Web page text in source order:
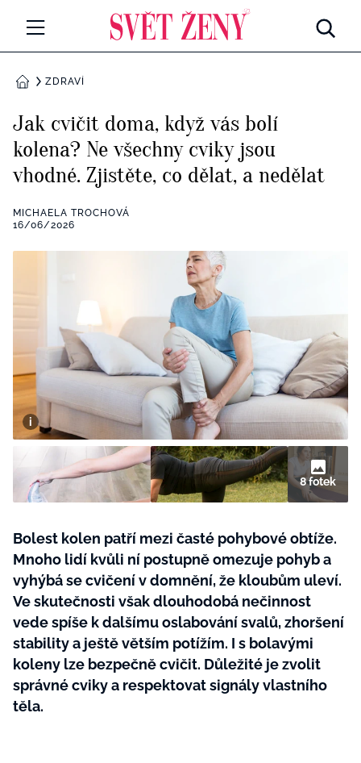
Všechny kategorie
Rozhovory
RETROHUBKY
Všechny kategorie
Seberozvoj
Testy a kvízy
Všechny kategorie
Rady a tipy
BurdaMedia
Extra
SVĚT ŽENY - 599 KČ
ROČNÍ PŘEDPLATNÉ SVĚT ŽENY +
SADA PRODUKTŮ MANA (10 ks)
DOMŮZDRAVÍ
Jak cvičit doma, když vás bolí
kolena? Ne všechny cviky jsou
vhodné. Zjistěte, co dělat, a nedělat
MICHAELA TROCHOVÁ
16/06/2026
8 fotek
Bolest kolen patří mezi časté pohybové obtíže.
Mnoho lidí kvůli ní postupně omezuje pohyb a
vyhýbá se cvičení v domnění, že kloubům uleví.
Ve skutečnosti však dlouhodobá nečinnost
vede spíše k dalšímu oslabování svalů, zhoršení
stability a ještě větším potížím. I s bolavými
koleny lze bezpečně cvičit. Důležité je zvolit
správné cviky a respektovat signály vlastního
těla.